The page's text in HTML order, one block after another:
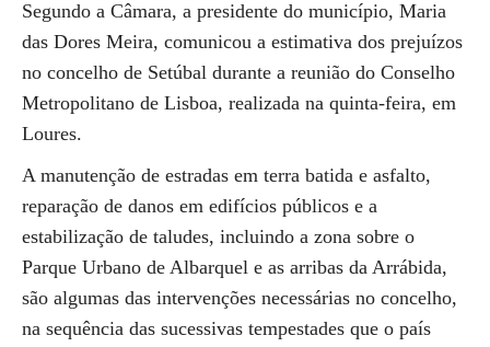
Segundo a Câmara, a presidente do município, Maria
das Dores Meira, comunicou a estimativa dos prejuízos
no concelho de Setúbal durante a reunião do Conselho
Metropolitano de Lisboa, realizada na quinta-feira, em
Loures.
A manutenção de estradas em terra batida e asfalto,
reparação de danos em edifícios públicos e a
estabilização de taludes, incluindo a zona sobre o
Parque Urbano de Albarquel e as arribas da Arrábida,
são algumas das intervenções necessárias no concelho,
na sequência das sucessivas tempestades que o país